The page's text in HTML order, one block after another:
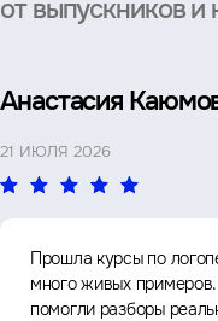
от выпускников и
Анастасия
21 ИЮЛЯ 2026
Прошла курсы по
много живых
помогли разборы